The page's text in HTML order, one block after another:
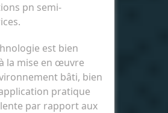
pn semi-
est bien
la mise en œuvre
bâti, bien
pratique
par rapport aux